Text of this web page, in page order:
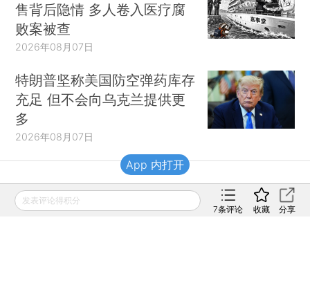
售背后隐情 多人卷入医疗腐
败案被查
2026年08月07日
特朗普坚称美国防空弹药库存
充足 但不会向乌克兰提供更
多
2026年08月07日
财新移动
发表评论得积分
7条评论 收藏 分享
App 内打开